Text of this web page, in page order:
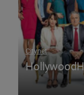
Citynet